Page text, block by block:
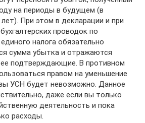
на периоды в будущем (в
При этом в декларации и при
проводок по
налога обязательно
сумма убытка и отражаются
подтверждающие. В противном
правом на уменьшение
УСН будет невозможно. Данное
даже если вы только
деятельность и пока
расходы.